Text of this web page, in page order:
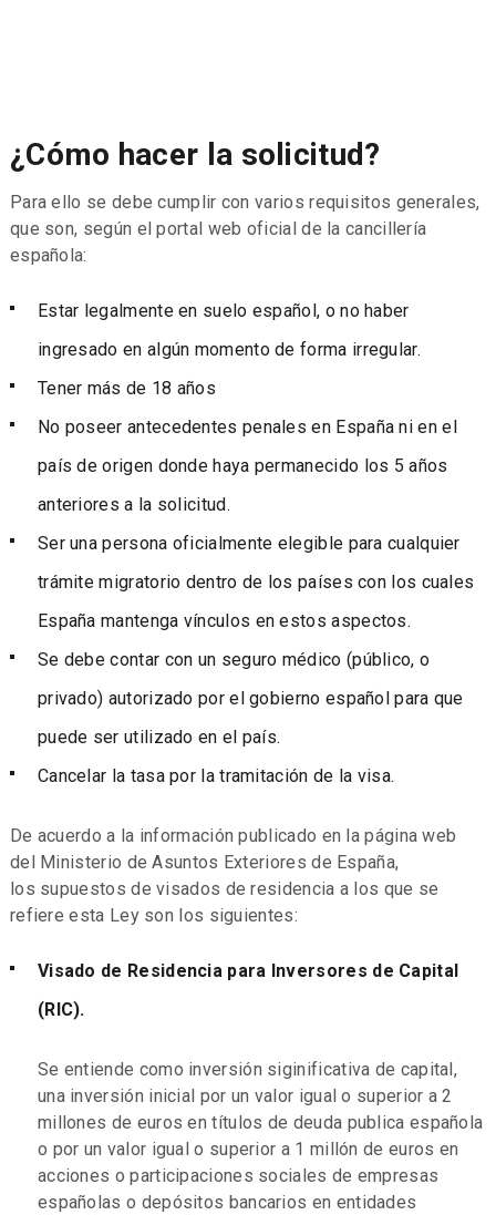
¿Cómo hacer la solicitud?
Para ello se debe cumplir con varios requisitos generales,
que son, según el portal web oficial de la cancillería
española:
Estar legalmente en suelo español, o no haber
ingresado en algún momento de forma irregular.
Tener más de 18 años
No poseer antecedentes penales en España ni en el
país de origen donde haya permanecido los 5 años
anteriores a la solicitud.
Ser una persona oficialmente elegible para cualquier
trámite migratorio dentro de los países con los cuales
España mantenga vínculos en estos aspectos.
Se debe contar con un seguro médico (público, o
privado) autorizado por el gobierno español para que
puede ser utilizado en el país.
Cancelar la tasa por la tramitación de la visa.
De acuerdo a la información publicado en la página web
del Ministerio de Asuntos Exteriores de España,
los supuestos de visados de residencia a los que se
refiere esta Ley son los siguientes:
Visado de Residencia para Inversores de Capital
(RIC).
Se entiende como inversión siginificativa de capital,
una inversión inicial por un valor igual o superior a 2
millones de euros en títulos de deuda publica española
o por un valor igual o superior a 1 millón de euros en
acciones o participaciones sociales de empresas
españolas o depósitos bancarios en entidades